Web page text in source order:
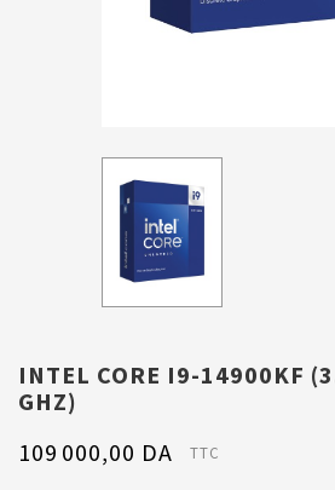
INTEL CORE I9-14900KF
GHZ)
109 000,00 DA
TTC